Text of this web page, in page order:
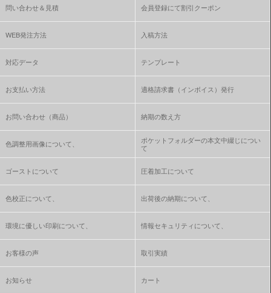
問い合わせ＆見積 会員登録にて割引クーポン
WEB発注方法 入稿方法
対応データ テンプレート
お支払い方法 適格請求書（インボイス）発行
お問い合わせ（商品） 納期の数え方
色調整用画像について、
ポケットフォルダーの本文中綴じについ
て
ゴーストについて 圧着加工について
色校正について、 出荷後の納期について、
環境に優しい印刷について、 情報セキュリティについて、
お客様の声 取引実績
お知らせ カート